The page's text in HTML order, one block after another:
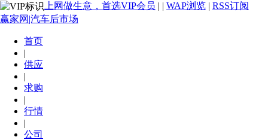
上网做生意，首选VIP会员 | | WAP浏览 | RSS订阅
赢家网|汽车后市场
首页
|
供应
|
求购
|
行情
|
公司